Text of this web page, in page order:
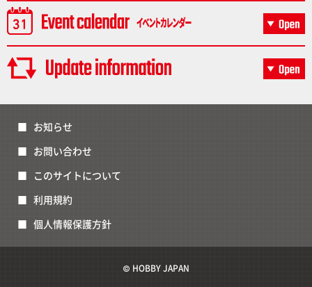
お知らせ
お問い合わせ
このサイトについて
利用規約
個人情報保護方針
© HOBBY JAPAN